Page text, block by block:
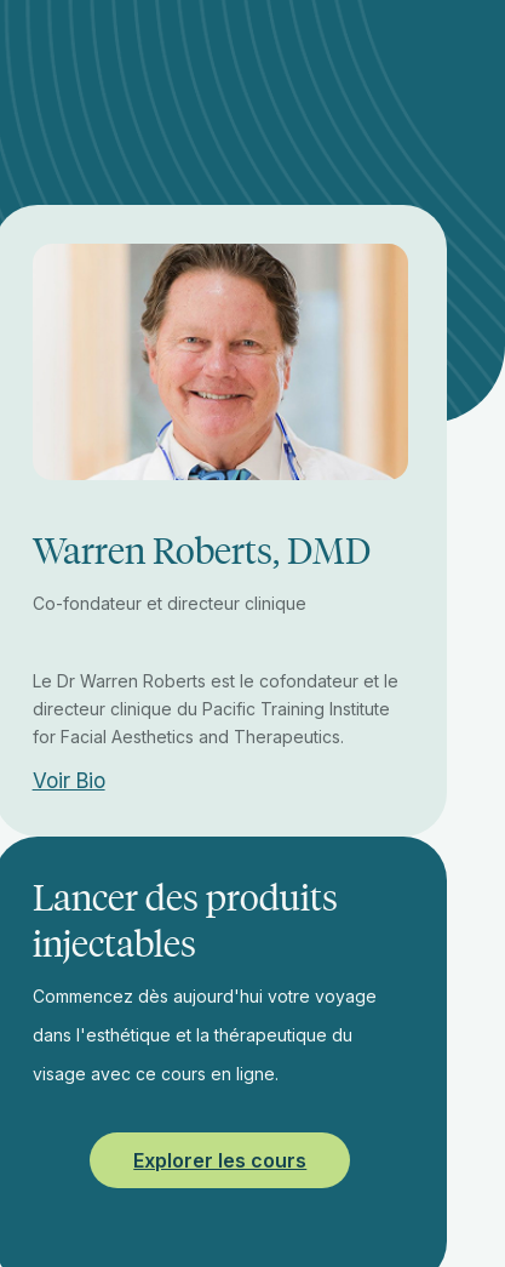
Warren Roberts, DMD
Co-fondateur et directeur clinique
Le Dr Warren Roberts est le cofondateur et le
directeur clinique du Pacific Training Institute
for Facial Aesthetics and Therapeutics.
Voir Bio
Lancer des produits
injectables
Commencez dès aujourd'hui votre voyage
dans l'esthétique et la thérapeutique du
visage avec ce cours en ligne.
Explorer les cours